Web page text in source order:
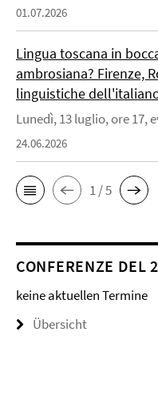
01.07.2026
Lingua toscana in
ambrosiana? Firenze,
linguistiche
Lunedì, 13 luglio, ore 17,
24.06.2026
1 / 5
CONFERENZE DEL
keine aktuellen Termine
Übersicht